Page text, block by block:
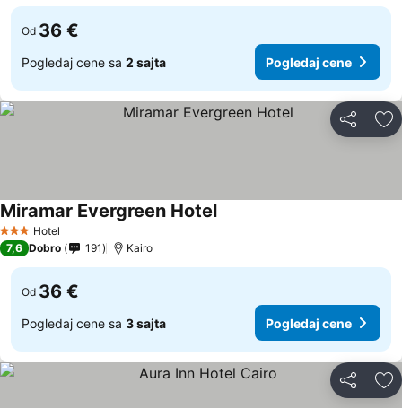
Od 36 €
Pogledaj cene sa 2 sajta Pogledaj cene
Deli
3 Zvezdice
Hotel
Miramar Evergreen HotelPogledaj cene
7,6 Dobro 191 Kairo
Od 36 €
Pogledaj cene sa 3 sajta Pogledaj cene
Deli